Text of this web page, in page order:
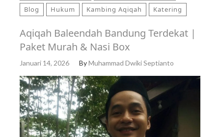
Blog
Hukum Kambing Aqiqah Katering
Aqiqah Baleendah Bandung Terdekat |
Paket Murah & Nasi Box
Januari 14, 2026 ByMuhammad Dwiki Septianto